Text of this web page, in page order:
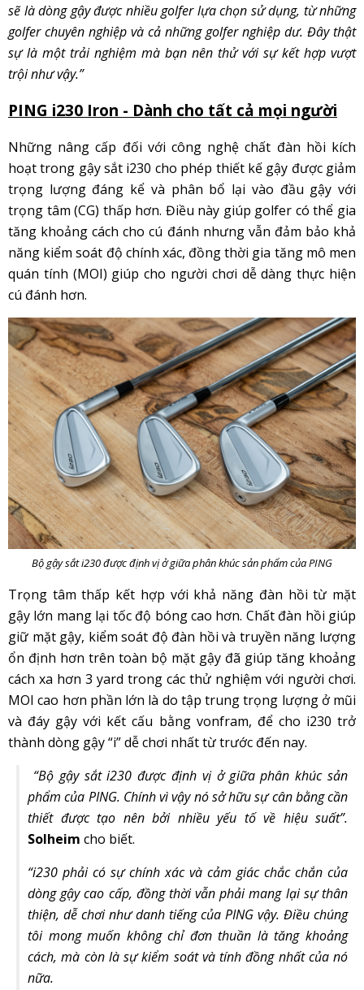
sẽ là dòng gậy được nhiều golfer lựa chọn sử dụng, từ những
golfer chuyên nghiệp và cả những golfer nghiệp dư. Đây thật
sự là một trải nghiệm mà bạn nên thử với sự kết hợp vượt
trội như vậy.”
PING i230 Iron - Dành cho tất cả mọi người
Những nâng cấp đối với công nghệ chất đàn hồi kích
hoạt trong gậy sắt i230 cho phép thiết kế gậy được giảm
trọng lượng đáng kể và phân bổ lại vào đầu gậy với
trọng tâm (CG) thấp hơn. Điều này giúp golfer có thể gia
tăng khoảng cách cho cú đánh nhưng vẫn đảm bảo khả
năng kiểm soát độ chính xác, đồng thời gia tăng mô men
quán tính (MOI) giúp cho người chơi dễ dàng thực hiện
cú đánh hơn.
Bộ gậy sắt i230 được định vị ở giữa phân khúc sản phẩm của PING
Trọng tâm thấp kết hợp với khả năng đàn hồi từ mặt
gậy lớn mang lại tốc độ bóng cao hơn. Chất đàn hồi giúp
giữ mặt gậy, kiểm soát độ đàn hồi và truyền năng lượng
ổn định hơn trên toàn bộ mặt gậy đã giúp tăng khoảng
cách xa hơn 3 yard trong các thử nghiệm với người chơi.
MOI cao hơn phần lớn là do tập trung trọng lượng ở mũi
và đáy gậy với kết cấu bằng vonfram, để cho i230 trở
thành dòng gậy “i” dễ chơi nhất từ trước đến nay.
“Bộ gậy sắt i230 được định vị ở giữa phân khúc sản
phẩm của PING. Chính vì vậy nó sở hữu sự cân bằng cần
thiết được tạo nên bởi nhiều yếu tố về hiệu suất”.
Solheim cho biết.
“i230 phải có sự chính xác và cảm giác chắc chắn của
dòng gậy cao cấp, đồng thời vẫn phải mang lại sự thân
thiện, dễ chơi như danh tiếng của PING vậy. Điều chúng
tôi mong muốn không chỉ đơn thuần là tăng khoảng
cách, mà còn là sự kiểm soát và tính đồng nhất của nó
nữa.